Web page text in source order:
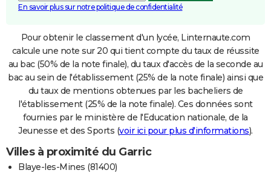
En savoir plus sur notre politique de confidentialité
Pour obtenir le classement d'un lycée, Linternaute.com
calcule une note sur 20 qui tient compte du taux de réussite
au bac (50% de la note finale), du taux d'accès de la seconde au
bac au sein de l'établissement (25% de la note finale) ainsi que
du taux de mentions obtenues par les bacheliers de
l'établissement (25% de la note finale). Ces données sont
fournies par le ministère de l'Education nationale, de la
Jeunesse et des Sports (voir ici pour plus d'informations).
Villes à proximité du Garric
Blaye-les-Mines (81400)